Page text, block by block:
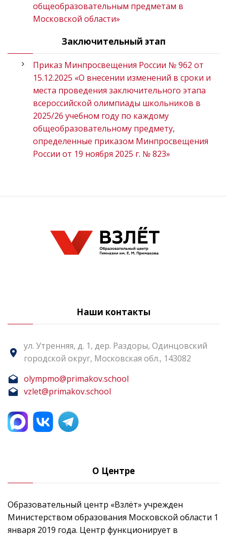
общеобразовательным предметам в
Московской области»
Заключительный этап
Приказ Минпросвещения России № 962 от
15.12.2025 «О внесении изменений в сроки и
места проведения заключительного этапа
всероссийской олимпиады школьников в
2025/26 учебном году по каждому
общеобразовательному предмету,
определенные приказом Минпросвещения
России от 19 ноября 2025 г. № 823»
Наши контакты
ул. Утренняя, д. 1, дер. Раздоры, Одинцовский
городской округ, Московская обл., 143082
olympmo@primakov.school
vzlet@primakov.school
О Центре
Образовательный центр «Взлёт» учрежден
Министерством образования Московской области 1
января 2019 года. Центр функционирует в